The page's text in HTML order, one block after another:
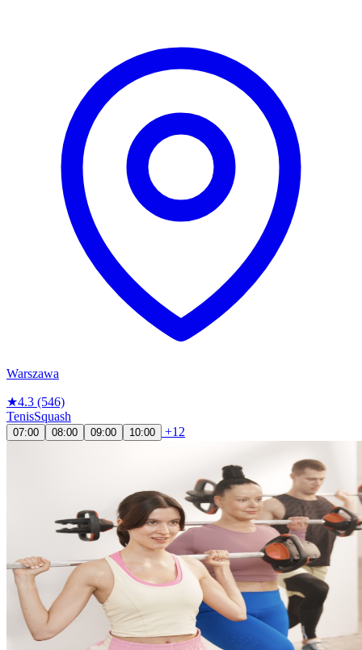
Warszawa
★4.3 (546)
TenisSquash
07:00 08:00 09:00 10:00 +12